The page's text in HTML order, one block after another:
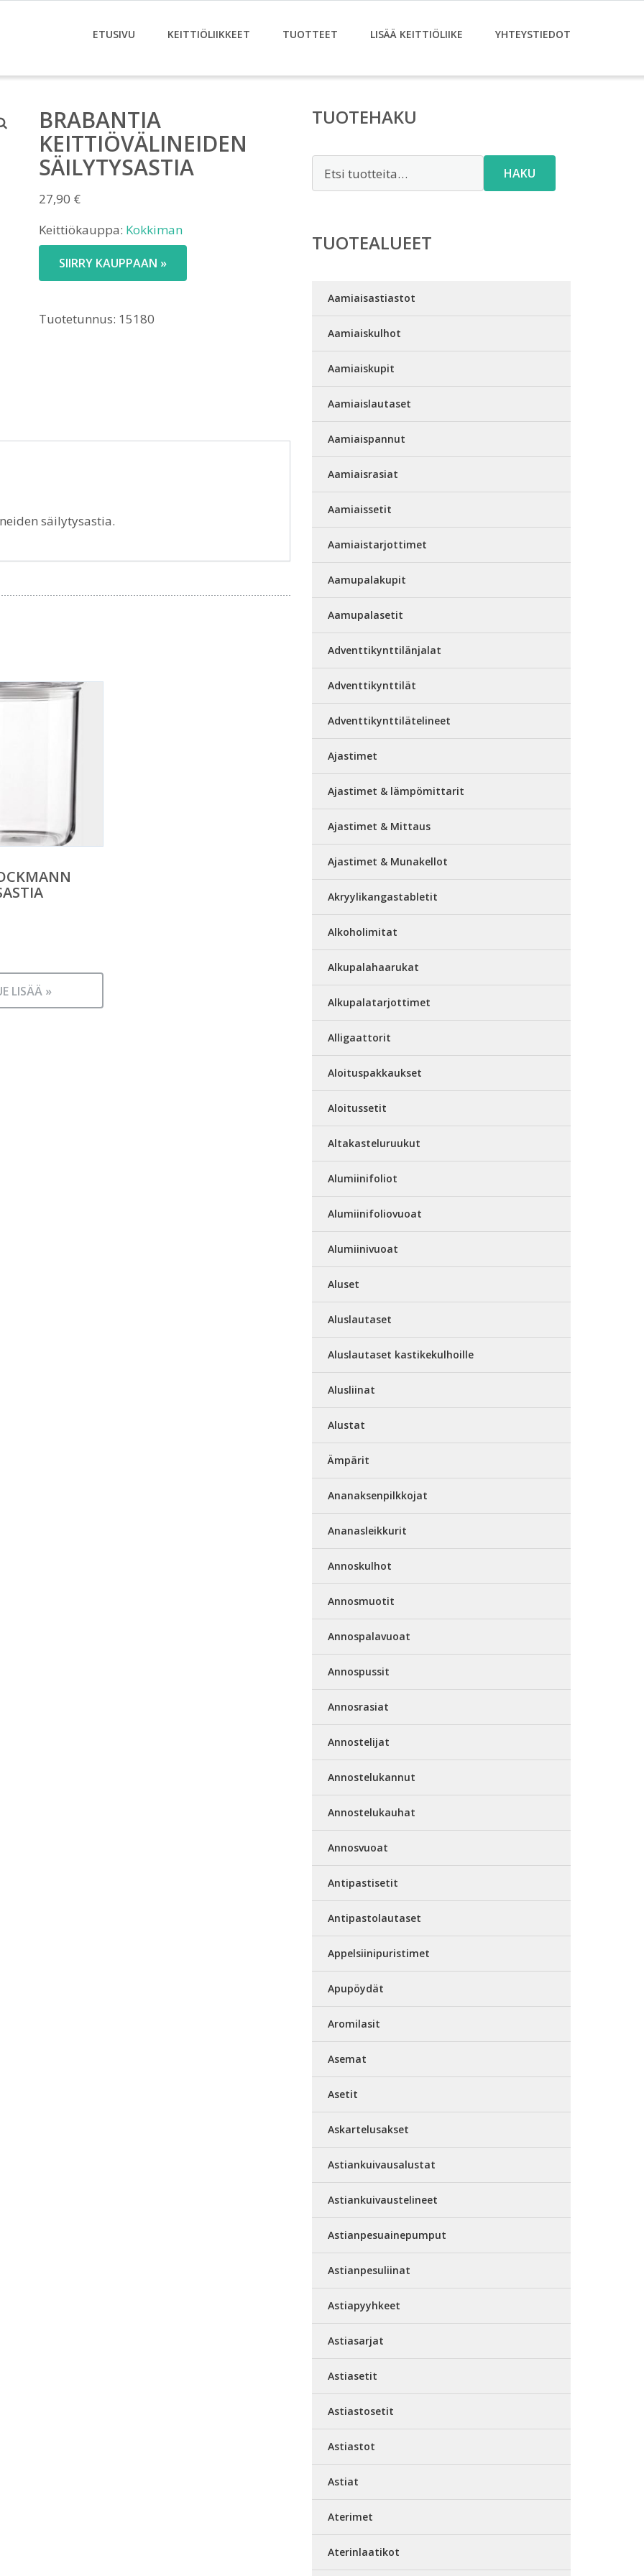
ETUSIVU KEITTIÖLIIKKEET TUOTTEET LISÄÄ KEITTIÖLIIKE YHTEYSTIEDOT
BRABANTIA
KEITTIÖVÄLINEIDEN
SÄILYTYSASTIA
27,90 €
Keittiökauppa: Kokkiman
SIIRRY KAUPPAAN »
Tuotetunnus: 15180
säilytysastia.
LISÄÄ »
TUOTEHAKU
HAKU
TUOTEALUEET
Aamiaisastiastot
Aamiaiskulhot
Aamiaiskupit
Aamiaislautaset
Aamiaispannut
Aamiaisrasiat
Aamiaissetit
Aamiaistarjottimet
Aamupalakupit
Aamupalasetit
Adventtikynttilänjalat
Adventtikynttilät
Adventtikynttilätelineet
Ajastimet
Ajastimet & lämpömittarit
Ajastimet & Mittaus
Ajastimet & Munakellot
Akryylikangastabletit
Alkoholimitat
Alkupalahaarukat
Alkupalatarjottimet
Alligaattorit
Aloituspakkaukset
Aloitussetit
Altakasteluruukut
Alumiinifoliot
Alumiinifoliovuoat
Alumiinivuoat
Aluset
Aluslautaset
Aluslautaset kastikekulhoille
Alusliinat
Alustat
Ämpärit
Ananaksenpilkkojat
Ananasleikkurit
Annoskulhot
Annosmuotit
Annospalavuoat
Annospussit
Annosrasiat
Annostelijat
Annostelukannut
Annostelukauhat
Annosvuoat
Antipastisetit
Antipastolautaset
Appelsiinipuristimet
Apupöydät
Aromilasit
Asemat
Asetit
Askartelusakset
Astiankuivausalustat
Astiankuivaustelineet
Astianpesuainepumput
Astianpesuliinat
Astiapyyhkeet
Astiasarjat
Astiasetit
Astiastosetit
Astiastot
Astiat
Aterimet
Aterinlaatikot